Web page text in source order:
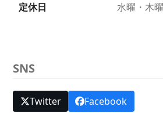
定休日 水曜・木曜
SNS
Twitter Facebook